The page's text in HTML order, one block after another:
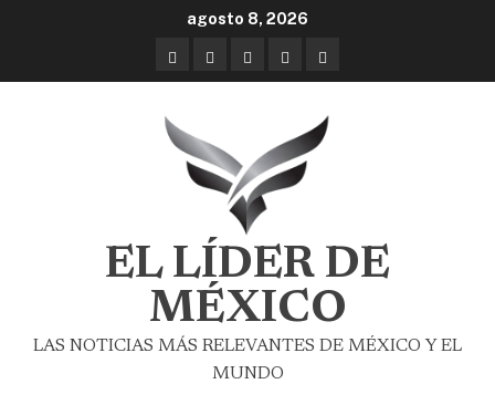
agosto 8, 2026
EL LÍDER DE
MÉXICO
LAS NOTICIAS MÁS RELEVANTES DE MÉXICO Y EL
MUNDO